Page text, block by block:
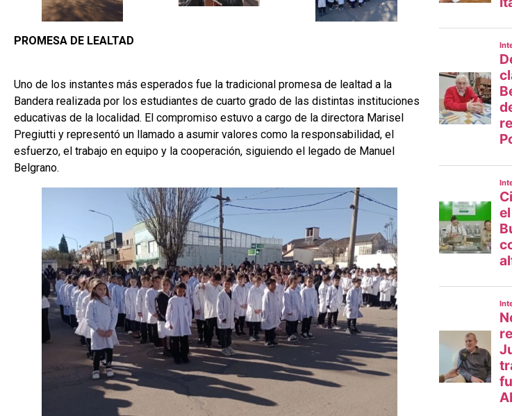
PROMESA DE LEALTAD
Uno de los instantes más esperados fue la tradicional promesa de lealtad a la
Bandera realizada por los estudiantes de cuarto grado de las distintas instituciones
educativas de la localidad. El compromiso estuvo a cargo de la directora Marisel
Pregiutti y representó un llamado a asumir valores como la responsabilidad, el
esfuerzo, el trabajo en equipo y la cooperación, siguiendo el legado de Manuel
Belgrano.